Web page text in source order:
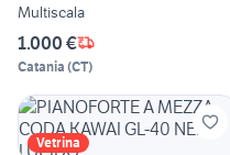
Multiscala
1.000 €
Catania (CT)
Vetrina